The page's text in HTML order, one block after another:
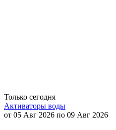
Только сегодня
Активаторы воды
от 05 Авг 2026 по 09 Авг 2026